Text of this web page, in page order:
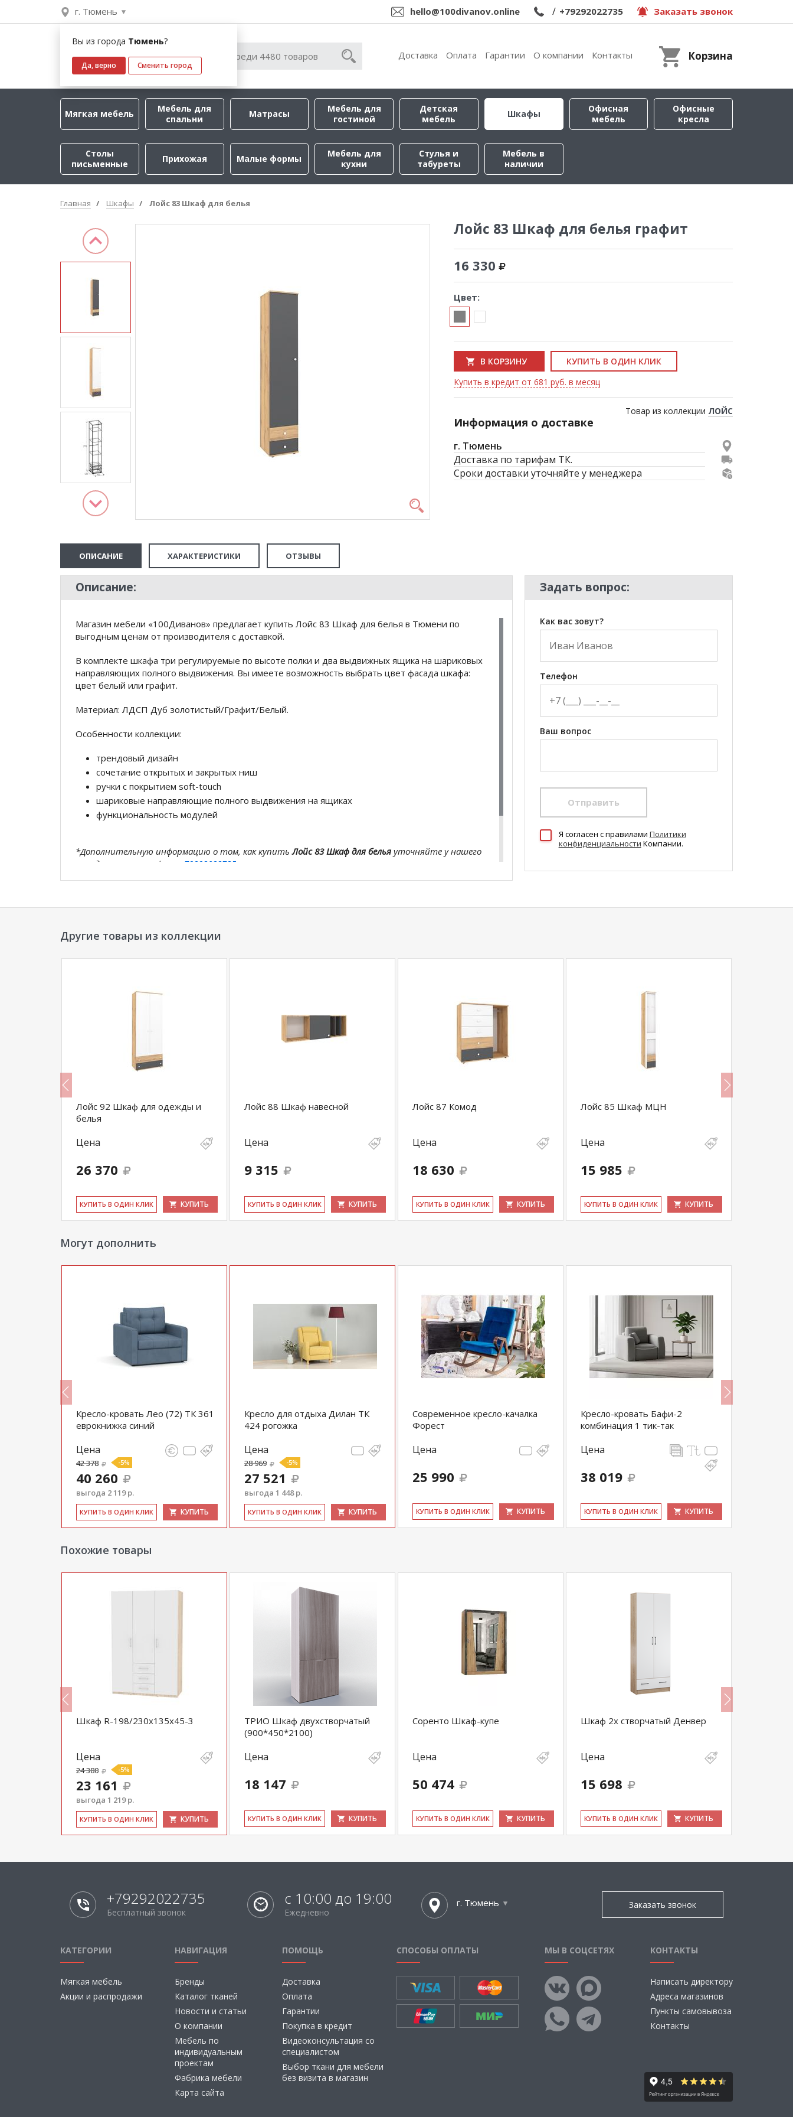
г. Тюмень
Вы из города Тюмень?
Да, верно Сменить город
hello@100divanov.online / +79292022735 Заказать звонок
Доставка Оплата Гарантии О компании Контакты Корзина
Мягкая мебель
Мебель для
спальни
Матрасы
Мебель для
гостиной
Детская
мебель
Шкафы
Офисная
мебель
Офисные
кресла
Столы
письменные
Прихожая Малые формы
Мебель для
кухни
Стулья и
табуреты
Мебель в
наличии
Главная Шкафы Лойс 83 Шкаф для белья
Лойс 83 Шкаф для белья графит
16 330
Цвет:
В КОРЗИНУ
КУПИТЬ В ОДИН КЛИК
Купить в кредит от 681 руб. в месяц
Товар из коллекции ЛОЙС
Информация о доставке
г. Тюмень
Доставка по тарифам ТК.
Сроки доставки уточняйте у менеджера
ОПИСАНИЕ ХАРАКТЕРИСТИКИ ОТЗЫВЫ
Описание:
Магазин мебели «100Диванов» предлагает купить Лойс 83 Шкаф для белья в Тюмени по
выгодным ценам от производителя с доставкой.
В комплекте шкафа три регулируемые по высоте полки и два выдвижных ящика на шариковых
направляющих полного выдвижения. Вы имеете возможность выбрать цвет фасада шкафа:
цвет белый или графит.
Материал: ЛДСП Дуб золотистый/Графит/Белый.
Особенности коллекции:
трендовый дизайн
сочетание открытых и закрытых ниш
ручки с покрытием soft-touch
шариковые направляющие полного выдвижения на ящиках
функциональность модулей
*Дополнительную информацию о том, как купитьЛойс 83 Шкаф для белья уточняйте у нашего
менеджера по телефону
+79292022735
Задать вопрос:
Как вас зовут?
Телефон
Ваш вопрос
Отправить
Я согласен c правилами Политики
конфиденциальности Компании.
Другие товары из коллекции
Лойс 92 Шкаф для одежды и
белья
Цена
26 370
КУ­ПИТЬ В ОДИН КЛИК КУПИТЬ
Лойс 88 Шкаф навесной
Цена
9 315
КУ­ПИТЬ В ОДИН КЛИК КУПИТЬ
Лойс 87 Комод
Цена
18 630
КУ­ПИТЬ В ОДИН КЛИК КУПИТЬ
Лойс 85 Шкаф МЦН
Цена
15 985
КУ­ПИТЬ В ОДИН КЛИК КУПИТЬ
Могут дополнить
Кресло-кровать Лео (72) ТК 361
еврокнижка синий
Цена
42 378 -5%
40 260
выгода 2 119 р.
КУ­ПИТЬ В ОДИН КЛИК КУПИТЬ
Кресло для отдыха Дилан ТК
424 рогожка
Цена
28 969 -5%
27 521
выгода 1 448 р.
КУ­ПИТЬ В ОДИН КЛИК КУПИТЬ
Современное кресло-качалка
Форест
Цена
25 990
КУ­ПИТЬ В ОДИН КЛИК КУПИТЬ
Кресло-кровать Бафи-2
комбинация 1 тик-так
Цена
38 019
КУ­ПИТЬ В ОДИН КЛИК КУПИТЬ
Похожие товары
Шкаф R-198/230х135х45-3
Цена
24 380 -5%
23 161
выгода 1 219 р.
КУ­ПИТЬ В ОДИН КЛИК КУПИТЬ
ТРИО Шкаф двухстворчатый
(900*450*2100)
Цена
18 147
КУ­ПИТЬ В ОДИН КЛИК КУПИТЬ
Соренто Шкаф-купе
Цена
50 474
КУ­ПИТЬ В ОДИН КЛИК КУПИТЬ
Шкаф 2х створчатый Денвер
Цена
15 698
КУ­ПИТЬ В ОДИН КЛИК КУПИТЬ
+79292022735
Бесплатный звонок
с 10:00 до 19:00
Ежедневно
г. Тюмень Заказать звонок
КАТЕГОРИИ
Мягкая мебель
Акции и распродажи
НАВИГАЦИЯ
Бренды
Каталог тканей
Новости и статьи
О компании
Мебель по
индивидуальным
проектам
Фабрика мебели
Карта сайта
ПОМОЩЬ
Доставка
Оплата
Гарантии
Покупка в кредит
Видеоконсультация со
специалистом
Выбор ткани для мебели
без визита в магазин
СПОСОБЫ ОПЛАТЫ МЫ В СОЦСЕТЯХ КОНТАКТЫ
Написать директору
Адреса магазинов
Пункты самовывоза
Контакты